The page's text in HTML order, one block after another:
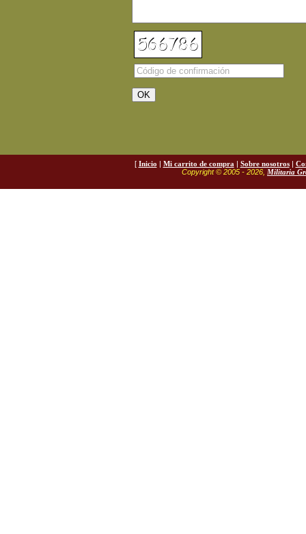
[ Inicio | Mi carrito de compra | Sobre nosotros|
Copyright © 2005 - 2026, Militaria